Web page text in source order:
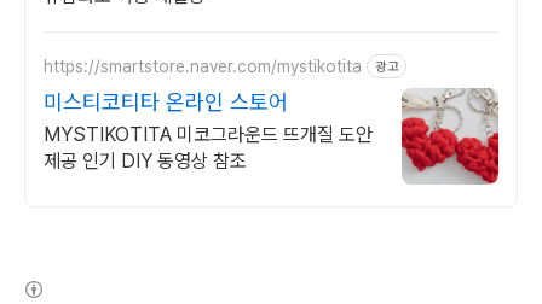
https://smartstore.naver.com/mystikotita 광고
미스티코티타 온라인 스토어
MYSTIKOTITA 미코그라운드 뜨개질 도안
제공 인기 DIY 동영상 참조